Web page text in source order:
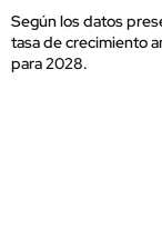
Según los datos
tasa de crecimiento
para 2028.